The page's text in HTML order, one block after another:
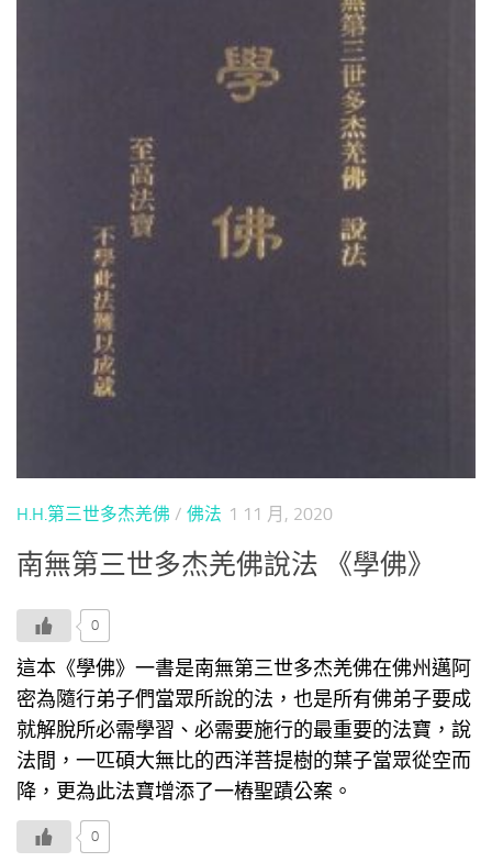
H.H.第三世多杰羌佛 / 佛法 1 11 月, 2020
南無第三世多杰羌佛說法 《學佛》
0
這本《學佛》一書是南無第三世多杰羌佛在佛州邁阿
密為隨行弟子們當眾所說的法，也是所有佛弟子要成
就解脫所必需學習、必需要施行的最重要的法寶，說
法間，一匹碩大無比的西洋菩提樹的葉子當眾從空而
降，更為此法寶增添了一樁聖蹟公案。
0